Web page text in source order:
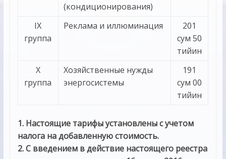
(кондиционирования)
IX
группа
Реклама и иллюминация
201
сум 50
тийин
X
группа
Хозяйственные нужды
энергосистемы
191
сум 00
тийин
1. Настоящие тарифы установлены с учетом
налога на добавленную стоимость.
2. С введением в действие настоящего реестра